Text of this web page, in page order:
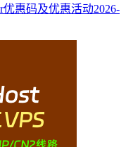
优惠码及优惠活动2026-